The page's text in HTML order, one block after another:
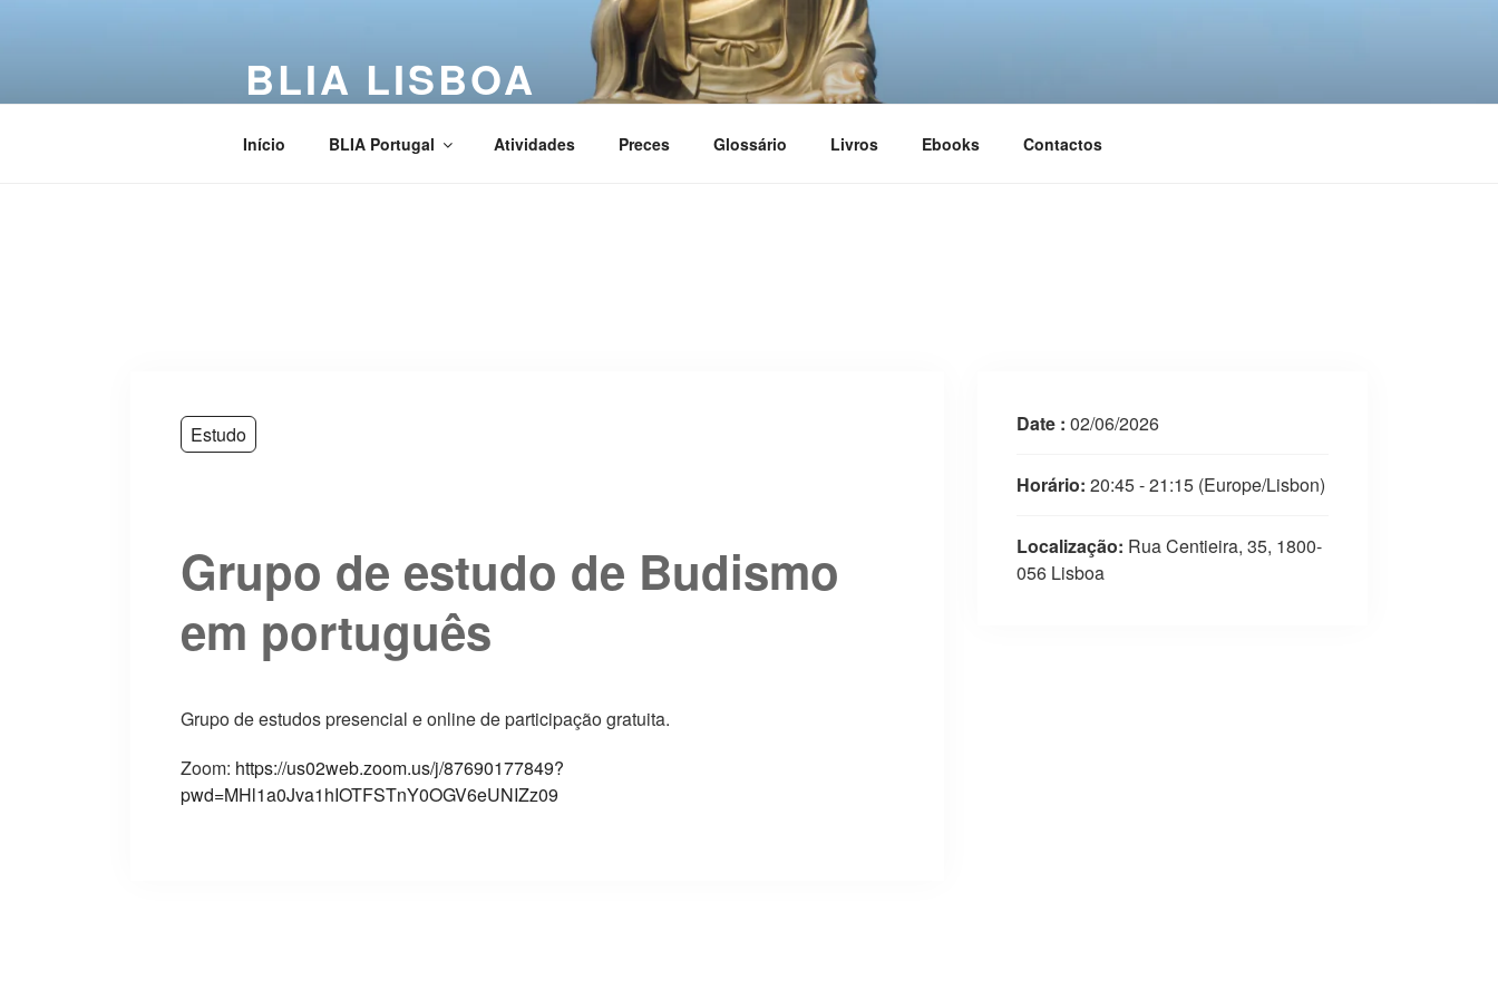
BLIA LISBOA
Início BLIA Portugal Atividades Preces Glossário Livros Ebooks Contactos
Estudo
Grupo de estudo de Budismo
em português
Grupo de estudos presencial e online de participação gratuita.
Zoom: https://us02web.zoom.us/j/87690177849?
pwd=MHl1a0Jva1hIOTFSTnY0OGV6eUNIZz09
Date : 02/06/2026
Horário: 20:45 - 21:15 (Europe/Lisbon)
Localização: Rua Centieira, 35, 1800-
056 Lisboa